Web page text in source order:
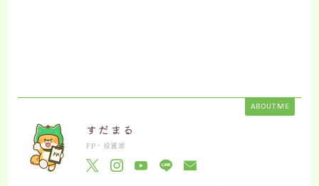
ABOUT ME
すだまる
FP・投資家